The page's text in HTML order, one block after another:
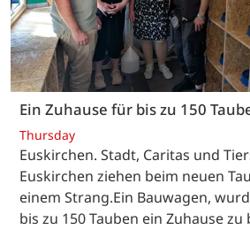
Ein Zuhause für bis zu 150
Thursday
Euskirchen. Stadt, Caritas und
Euskirchen ziehen beim neuen
einem Strang.Ein Bauwagen,
bis zu 150 Tauben ein Zuhause zu